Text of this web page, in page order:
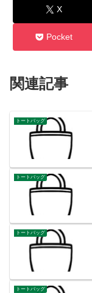
X
Pocket
関連記事
トートバッグ
トートバッグ
トートバッグ
トートバッグ